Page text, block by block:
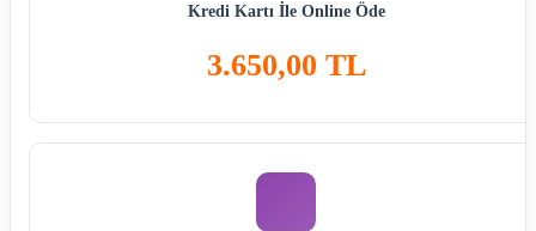
Kredi Kartı İle Online Öde
3.650,00 TL